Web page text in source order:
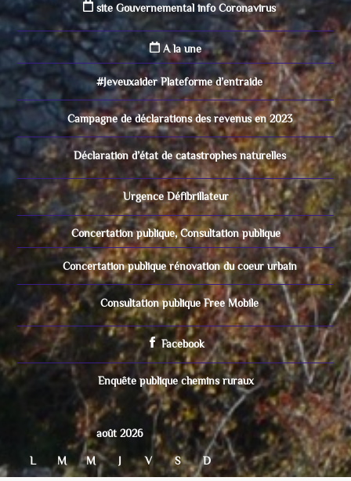
site Gouvernemental info Coronavirus
A la une
#Jeveuxaider Plateforme d’entraide
Campagne de déclarations des revenus en 2023
Déclaration d’état de catastrophes naturelles
Urgence Défibrillateur
Concertation publique, Consultation publique
Concertation publique rénovation du coeur urbain
Consultation publique Free Mobile
Facebook
Enquête publique chemins ruraux
août 2026
L M M J V S
D